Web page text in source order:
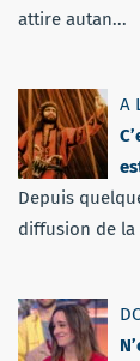
attire autan...
A
Depuis
diffusion de la